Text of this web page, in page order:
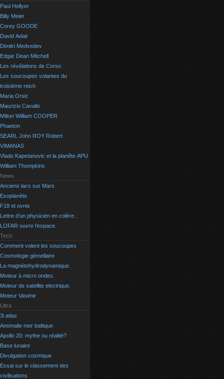
Paul Hellyer
Billy Meier
Corey GOODE
David Adair
Dimitri Medvedev
Edgar Dean Mitchell
Les révélations de Corso
Les soucoupes volantes du
troisième reich
Maria Orsic
Maurizio Cavallo
Milton William COOPER
Phaeton
SEARL John ROY Robert
VIMANAS
Vlado Kapetanovic et la planête APU
William Thompkins
News
Anciens lacs sur Mars
Exoplanète
F18 et ovnis
Lettre d'un physicien en colère..
LOFAR ouvre l'espace.
Tech
Comment volent les soucoupes
Cosmologie gémellaire
La magnétohydrodynamique.
Moteur à micro ondes.
Moteur de satellite electrique.
Moteur Vasimir
Ultra
3i atlas
Anomalie mer baltique
Apollo 20: mythe ou réalité?
Base lunaire
Divulgation cosmique
Essai sur le classement des
civilisations